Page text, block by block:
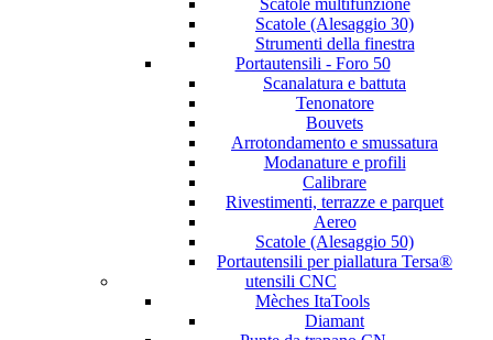
Scatole (Alesaggio 30)
Strumenti della finestra
Portautensili - Foro 50
Scanalatura e battuta
Tenonatore
Bouvets
Arrotondamento e smussatura
Modanature e profili
Calibrare
Rivestimenti, terrazze e parquet
Aereo
Scatole (Alesaggio 50)
Portautensili per piallatura Tersa®
utensili CNC
Mèches ItaTools
Diamant